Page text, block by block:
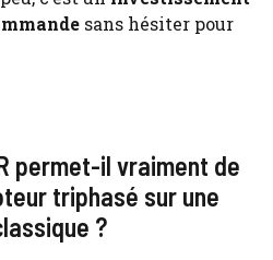
sans hésiter pour
permet-il vraiment de
triphasé sur une
?